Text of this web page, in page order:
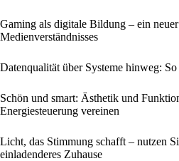
Gaming als digitale Bildung – ein
Medienverständnisses
Datenqualität über Systeme hinweg:
Schön und smart: Ästhetik und
Energiesteuerung vereinen
Licht, das Stimmung schafft – nutzen
einladenderes Zuhause